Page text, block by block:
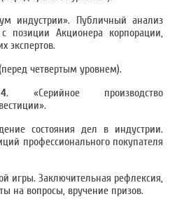
индустрии». Публичный анализ
позиции Акционера корпорации,
экспертов.
четвертым уровнем).
. «Серийное производство
состояния дел в индустрии.
профессионального покупателя
игры. Заключительная рефлексия,
на вопросы, вручение призов.